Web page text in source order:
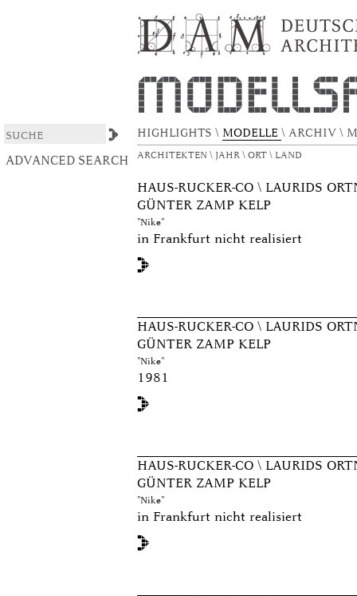
Browsing DAS ARCHITEKTURMODELL by
HIGHLIGHTS \ MODELLE \ ARCHIV \
ARCHITEKTEN \ JAHR \ ORT \ LAND
ADVANCED SEARCH
HAUS-RUCKER-CO \ LAURIDS
GÜNTER ZAMP KELP
"Nike"
in Frankfurt nicht realisiert
HAUS-RUCKER-CO \ LAURIDS
GÜNTER ZAMP KELP
"Nike"
1981
HAUS-RUCKER-CO \ LAURIDS
GÜNTER ZAMP KELP
"Nike"
in Frankfurt nicht realisiert